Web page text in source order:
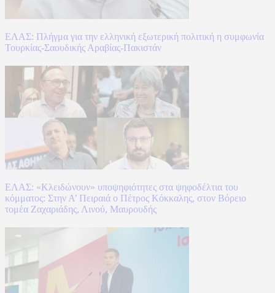
ΕΛΑΣ: Πλήγμα για την ελληνική εξωτερική πολιτική η συμφωνία
Τουρκίας-Σαουδικής Αραβίας-Πακιστάν
ΕΛΑΣ: «Κλειδώνουν» υποψηφιότητες στα ψηφοδέλτια του
κόμματος: Στην Α’ Πειραιά ο Πέτρος Κόκκαλης, στον Βόρειο
τομέα Ζαχαριάδης, Λινού, Μαυρουδής